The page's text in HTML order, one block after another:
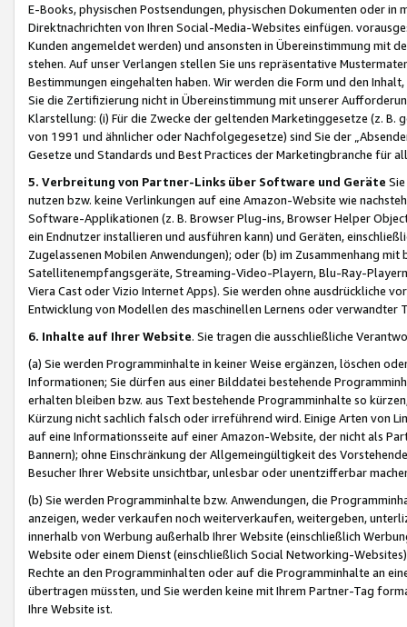
E-Books, physischen Postsendungen, physischen Dokumenten oder in
Direktnachrichten von Ihren Social-Media-Websites einfügen.
Kunden angemeldet werden) und ansonsten in Übereinstimmung mit
stehen. Auf unser Verlangen stellen Sie uns repräsentative
Bestimmungen eingehalten haben. Wir werden die Form und den
Sie die Zertifizierung nicht in Übereinstimmung mit unserer
Klarstellung: (i) Für die Zwecke der geltenden Marketinggesetze (z. B.
von 1991 und ähnlicher oder Nachfolgegesetze) sind Sie der
Gesetze und Standards und Best Practices der Marketingbranche für
5. Verbreitung von Partner-Links über Software und Geräte
nutzen bzw. keine Verlinkungen auf eine Amazon-Website wie
Software-Applikationen (z. B. Browser Plug-ins, Browser Helper
ein Endnutzer installieren und ausführen kann) und Geräten,
Zugelassenen Mobilen Anwendungen); oder (b) im Zusammenhang
Satellitenempfangsgeräte, Streaming-Video-Playern, Blu-Ray-
Viera Cast oder Vizio Internet Apps). Sie werden ohne ausdrückliche
Entwicklung von Modellen des maschinellen Lernens oder
6. Inhalte auf Ihrer Website. Sie tragen die ausschließliche
(a) Sie werden Programminhalte in keiner Weise ergänzen, löschen
Informationen; Sie dürfen aus einer Bilddatei bestehende
erhalten bleiben bzw. aus Text bestehende Programminhalte so
Kürzung nicht sachlich falsch oder irreführend wird. Einige Arten von
auf eine Informationsseite auf einer Amazon-Website, der nicht als
Bannern); ohne Einschränkung der Allgemeingültigkeit des
Besucher Ihrer Website unsichtbar, unlesbar oder unentzifferbar
(b) Sie werden Programminhalte bzw. Anwendungen, die
anzeigen, weder verkaufen noch weiterverkaufen, weitergeben,
innerhalb von Werbung außerhalb Ihrer Website (einschließlich
Website oder einem Dienst (einschließlich Social Networking-
Rechte an den Programminhalten oder auf die Programminhalte an
übertragen müssten, und Sie werden keine mit Ihrem Partner-Tag
Ihre Website ist.